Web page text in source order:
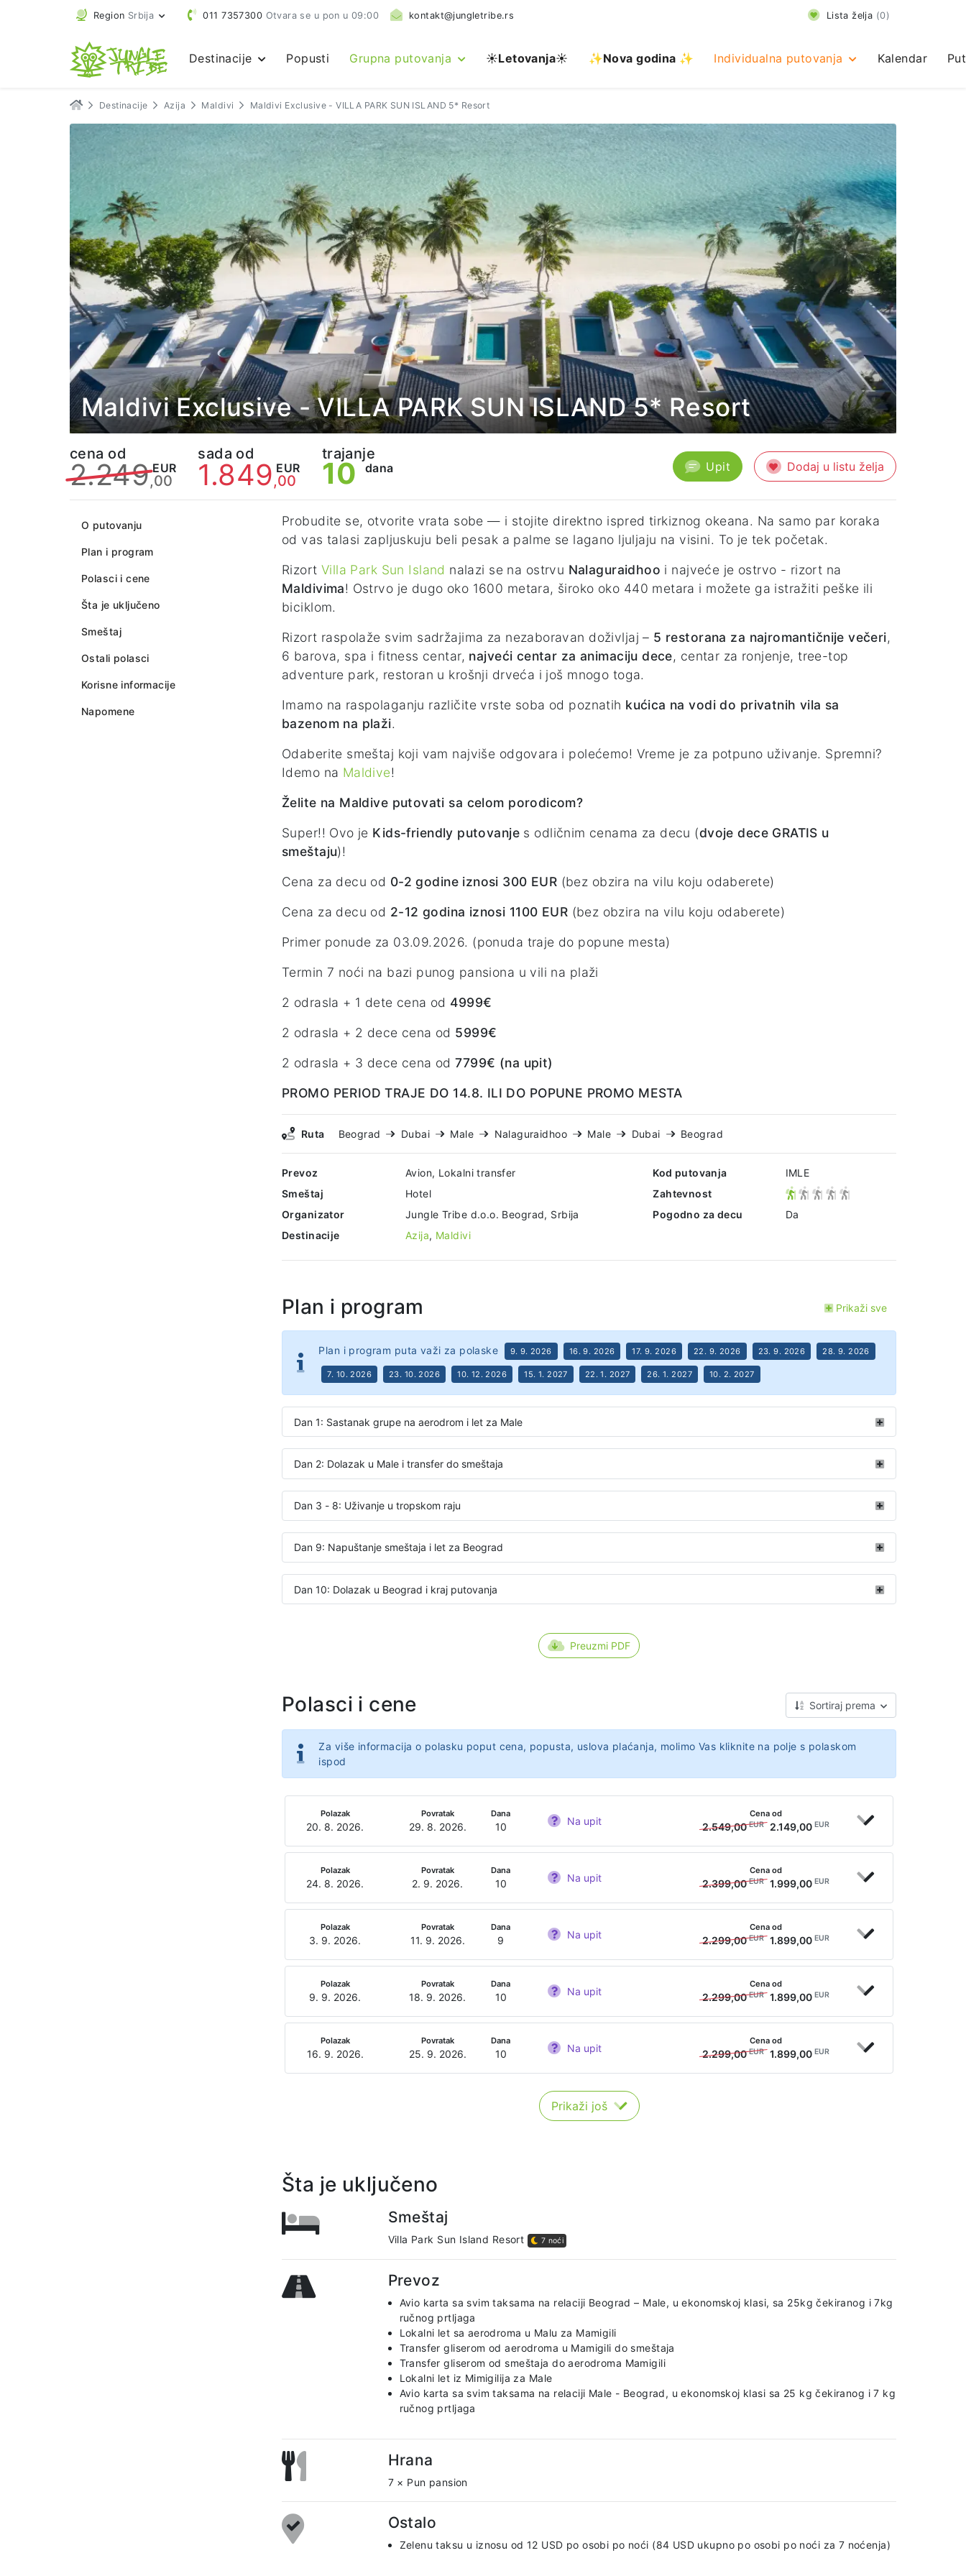
Region Srbija 011 7357300 Otvara se u pon u 09:00 kontakt@jungletribe.rs Lista želja (0)
Destinacije Popusti Grupna putovanja ☀️Letovanja☀️ ✨Nova godina ✨ Individualna putovanja Kalendar
Destinacije Azija Maldivi Maldivi Exclusive - VILLA PARK SUN ISLAND 5* Resort
Maldivi Exclusive - VILLA PARK SUN ISLAND 5* Resort
cena od
2.249 EUR
,00
sada od
1.849 EUR
,00
trajanje
10 dana Upit Dodaj u listu želja
O putovanju
Plan i program
Polasci i cene
Šta je uključeno
Smeštaj
Ostali polasci
Korisne informacije
Napomene
Probudite se, otvorite vrata sobe — i stojite direktno ispred tirkiznog okeana. Na samo par koraka
od vas talasi zapljuskuju beli pesak a palme se lagano ljuljaju na visini. To je tek početak.
Rizort Villa Park Sun Island nalazi se na ostrvu Nalaguraidhoo i najveće je ostrvo - rizort na
Maldivima! Ostrvo je dugo oko 1600 metara, široko oko 440 metara i možete ga istražiti peške ili
biciklom.
Rizort raspolaže svim sadržajima za nezaboravan doživljaj – 5 restorana za najromantičnije večeri,
6 barova, spa i fitness centar, najveći centar za animaciju dece, centar za ronjenje, tree-top
adventure park, restoran u krošnji drveća i još mnogo toga.
Imamo na raspolaganju različite vrste soba od poznatih kućica na vodi do privatnih vila sa
bazenom na plaži.
Odaberite smeštaj koji vam najviše odgovara i polećemo! Vreme je za potpuno uživanje. Spremni?
Idemo na Maldive!
Želite na Maldive putovati sa celom porodicom?
Super!! Ovo je Kids-friendly putovanjes odličnim cenama za decu (dvoje dece GRATIS u
smeštaju)!
Cena za decu od 0-2 godine iznosi 300 EUR (bez obzira na vilu koju odaberete)
Cena za decu od 2-12 godina iznosi 1100 EUR (bez obzira na vilu koju odaberete)
Primer ponude za 03.09.2026. (ponuda traje do popune mesta)
Termin 7 noći na bazi punog pansiona u vili na plaži
2 odrasla + 1 dete cena od 4999€
2 odrasla + 2 dece cena od 5999€
2 odrasla + 3 dece cena od7799€ (na upit)
PROMO PERIOD TRAJE DO 14.8. ILI DO POPUNE PROMO MESTA
Ruta Beograd Dubai Male Nalaguraidhoo Male Dubai Beograd
Prevoz
Avion, Lokalni transfer
Smeštaj
Hotel
Organizator
Jungle Tribe d.o.o. Beograd, Srbija
Destinacije
Azija, Maldivi
Kod putovanja
IMLE
Zahtevnost
Pogodno za decu
Da
Plan i program Prikaži sve
Plan i program puta važi za polaske 9. 9. 2026 16. 9. 2026 17. 9. 2026 22. 9. 2026 23. 9. 2026 28. 9. 2026
7. 10. 2026 23. 10. 2026 10. 12. 2026 15. 1. 2027 22. 1. 2027 26. 1. 2027 10. 2. 2027
Dan 1: Sastanak grupe na aerodrom i let za Male
Dan 2: Dolazak u Male i transfer do smeštaja
Dan 3 - 8: Uživanje u tropskom raju
Dan 9: Napuštanje smeštaja i let za Beograd
Dan 10: Dolazak u Beograd i kraj putovanja
Preuzmi PDF
Polasci i cene Sortiraj prema
Za više informacija o polasku poput cena, popusta, uslova plaćanja, molimo Vas kliknite na polje s polaskom
ispod
Polazak
20. 8. 2026.
Povratak
29. 8. 2026.
Dana
10 Na upit
Cena od
2.549,00EUR 2.149,00 EUR
Polazak
24. 8. 2026.
Povratak
2. 9. 2026.
Dana
10 Na upit
Cena od
2.399,00EUR 1.999,00 EUR
Polazak
3. 9. 2026.
Povratak
11. 9. 2026.
Dana
9 Na upit
Cena od
2.299,00EUR 1.899,00 EUR
Polazak
9. 9. 2026.
Povratak
18. 9. 2026.
Dana
10 Na upit
Cena od
2.299,00EUR 1.899,00 EUR
Polazak
16. 9. 2026.
Povratak
25. 9. 2026.
Dana
10 Na upit
Cena od
2.299,00EUR 1.899,00 EUR
Prikaži još
Šta je uključeno
Smeštaj
Villa Park Sun Island Resort 7 noći
Prevoz
Avio karta sa svim taksama na relaciji Beograd – Male, u ekonomskoj klasi, sa 25kg čekiranog i 7kg
ručnog prtljaga
Lokalni let sa aerodroma u Malu za Mamigili
Transfer gliserom od aerodroma u Mamigili do smeštaja
Transfer gliserom od smeštaja do aerodroma Mamigili
Lokalni let iz Mimigilija za Male
Avio karta sa svim taksama na relaciji Male - Beograd, u ekonomskoj klasi sa 25 kg čekiranog i 7 kg
ručnog prtljaga
Hrana
7 × Pun pansion
Ostalo
Zelenu taksu u iznosu od 12 USD po osobi po noći (84 USD ukupno po osobi po noći za 7 noćenja)